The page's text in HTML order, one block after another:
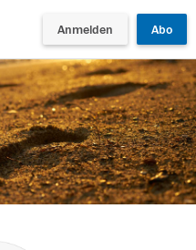
Anmelden Abo